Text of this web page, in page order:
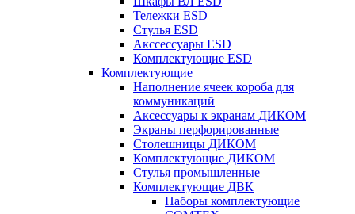
Тележки ESD
Стулья ESD
Акссессуары ESD
Комплектующие ESD
Комплектующие
Наполнение ячеек короба для
коммуникаций
Аксессуары к экранам ДИКОМ
Экраны перфорированные
Cтолешницы ДИКОМ
Комплектующие ДИКОМ
Стулья промышленные
Комплектующие ДВК
Наборы комплектующие